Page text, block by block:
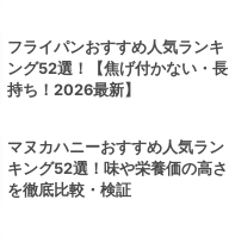
フライパンおすすめ人気ランキ
ング52選！【焦げ付かない・長
持ち！2026最新】
マヌカハニーおすすめ人気ラン
キング52選！味や栄養価の高さ
を徹底比較・検証